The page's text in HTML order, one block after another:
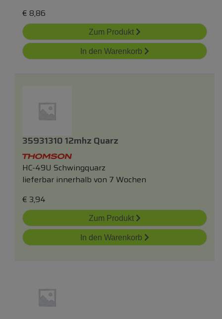
€ 8,86
Zum Produkt
In den Warenkorb
35931310 12mhz Quarz
HC-49U Schwingquarz
lieferbar innerhalb von 7 Wochen
€ 3,94
Zum Produkt
In den Warenkorb